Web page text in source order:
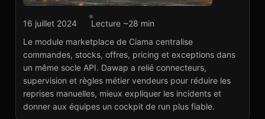
Intégration API
marketplace cross-
marketplaces
Voir le projet→
16 juillet 2024
Lecture ~28 min
Le module marketplace de Ciama centralise
commandes, stocks, offres, pricing et exceptions dans
un même socle API. Dawap a relié connecteurs,
supervision et règles métier vendeurs pour réduire les
reprises manuelles, mieux expliquer les incidents et
donner aux équipes un cockpit de run plus fiable.